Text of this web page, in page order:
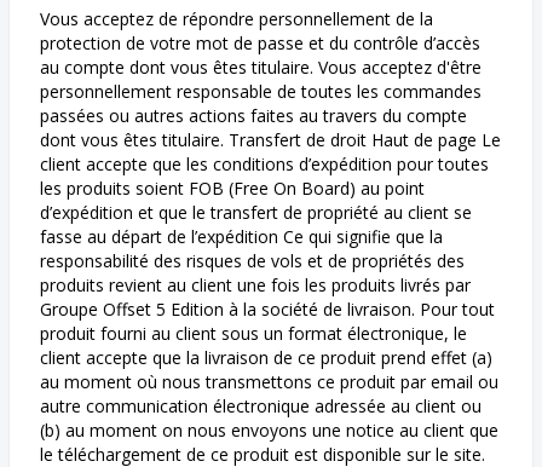
Vous acceptez de répondre personnellement de la
protection de votre mot de passe et du contrôle d’accès
au compte dont vous êtes titulaire. Vous acceptez d'être
personnellement responsable de toutes les commandes
passées ou autres actions faites au travers du compte
dont vous êtes titulaire. Transfert de droit Haut de page Le
client accepte que les conditions d’expédition pour toutes
les produits soient FOB (Free On Board) au point
d’expédition et que le transfert de propriété au client se
fasse au départ de l’expédition Ce qui signifie que la
responsabilité des risques de vols et de propriétés des
produits revient au client une fois les produits livrés par
Groupe Offset 5 Edition à la société de livraison. Pour tout
produit fourni au client sous un format électronique, le
client accepte que la livraison de ce produit prend effet (a)
au moment où nous transmettons ce produit par email ou
autre communication électronique adressée au client ou
(b) au moment on nous envoyons une notice au client que
le téléchargement de ce produit est disponible sur le site.